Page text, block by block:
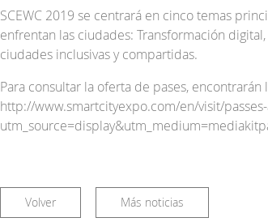
SCEWC 2019 se centrará en cinco temas
enfrentan las ciudades: Transformación
ciudades inclusivas y compartidas.
Para consultar la oferta de pases,
http://www.smartcityexpo.com/en/visit/
Volver Más noticias